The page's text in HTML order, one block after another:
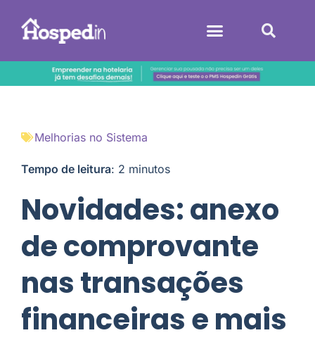
Melhorias no Sistema
Tempo de leitura: 2 minutos
Novidades: anexo
de comprovante
nas transações
financeiras e mais